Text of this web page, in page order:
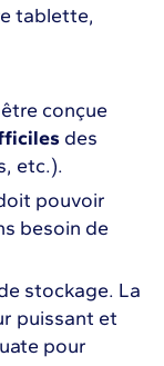
tablette,
conçue
des
etc.).
pouvoir
besoin de
stockage. La
puissant et
pour